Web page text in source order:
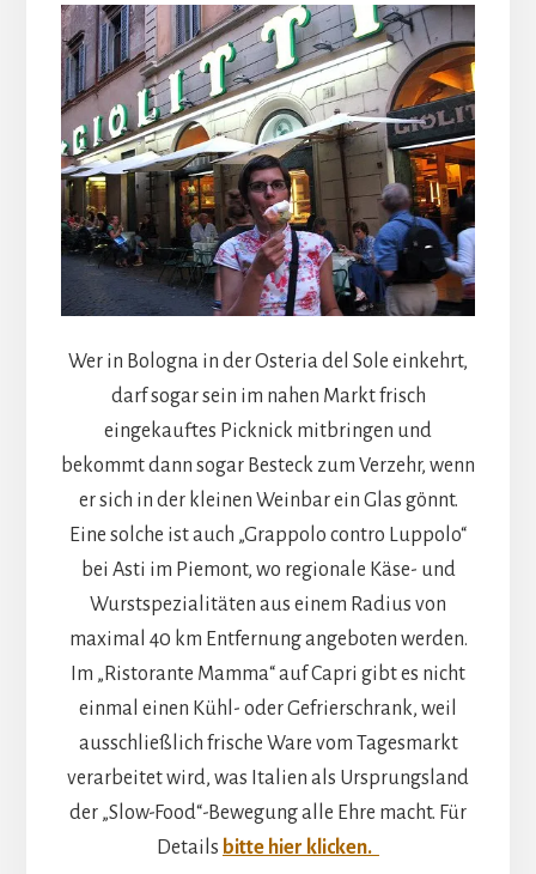
Wer in Bologna in der Osteria del Sole einkehrt,
darf sogar sein im nahen Markt frisch
eingekauftes Picknick mitbringen und
bekommt dann sogar Besteck zum Verzehr, wenn
er sich in der kleinen Weinbar ein Glas gönnt.
Eine solche ist auch „Grappolo contro Luppolo“
bei Asti im Piemont, wo regionale Käse- und
Wurstspezialitäten aus einem Radius von
maximal 40 km Entfernung angeboten werden.
Im „Ristorante Mamma“ auf Capri gibt es nicht
einmal einen Kühl- oder Gefrierschrank, weil
ausschließlich frische Ware vom Tagesmarkt
verarbeitet wird, was Italien als Ursprungsland
der „Slow-Food“-Bewegung alle Ehre macht. Für
Details bitte hier klicken.